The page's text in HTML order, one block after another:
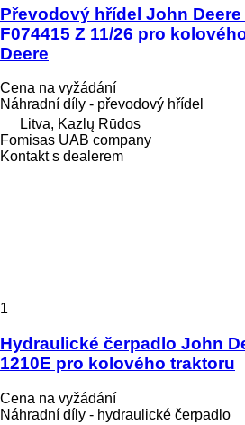
Převodový hřídel John Deere
F074415 Z 11/26 pro
Deere
Cena na vyžádání
Náhradní díly - převodový hřídel
Litva, Kazlų Rūdos
Fomisas UAB company
Kontakt s dealerem
1
Hydraulické čerpadlo John
1210E pro kolového traktoru
Cena na vyžádání
Náhradní díly - hydraulické čerpadlo